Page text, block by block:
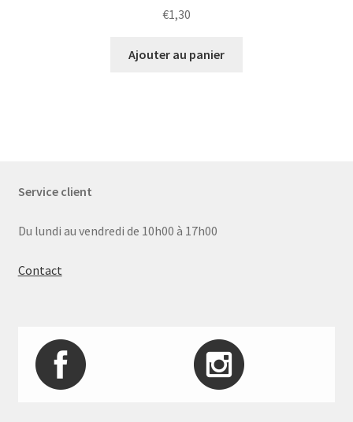
€1,30
Ajouter au panier
Service client
Du lundi au vendredi de 10h00 à 17h00
Contact